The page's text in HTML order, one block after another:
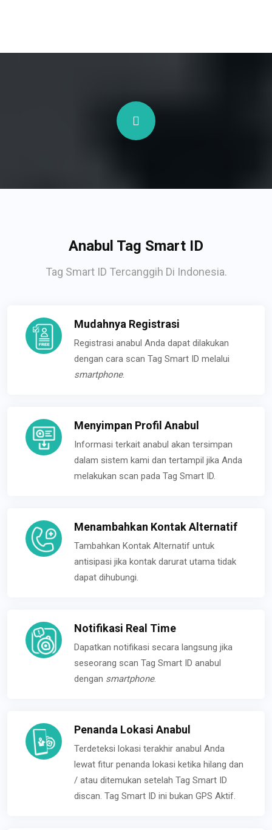
Anabul Tag Smart ID
Tag Smart ID Tercanggih Di Indonesia.
Mudahnya Registrasi
Registrasi anabul Anda dapat dilakukan
dengan cara scan Tag Smart ID melalui
smartphone.
Menyimpan Profil Anabul
Informasi terkait anabul akan tersimpan
dalam sistem kami dan tertampil jika Anda
melakukan scan pada Tag Smart ID.
Menambahkan Kontak Alternatif
Tambahkan Kontak Alternatif untuk
antisipasi jika kontak darurat utama tidak
dapat dihubungi.
Notifikasi Real Time
Dapatkan notifikasi secara langsung jika
seseorang scan Tag Smart ID anabul
dengan smartphone.
Penanda Lokasi Anabul
Terdeteksi lokasi terakhir anabul Anda
lewat fitur penanda lokasi ketika hilang dan
/ atau ditemukan setelah Tag Smart ID
discan. Tag Smart ID ini bukan GPS Aktif.